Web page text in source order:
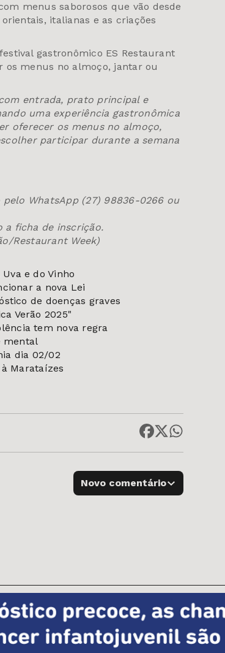
menus saborosos que vão desde
italianas e as criações
gastronômico ES Restaurant
os menus no almoço, jantar ou
entrada, prato principal e
uma experiência gastronômica
oferecer os menus no almoço,
participar durante a semana
WhatsApp (27) 98836-0266 ou
a ficha de inscrição.
Restaurant Week)
e do Vinho
a nova Lei
de doenças graves
Verão 2025"
tem nova regra
mental
dia 02/02
Marataízes
Novo comentário